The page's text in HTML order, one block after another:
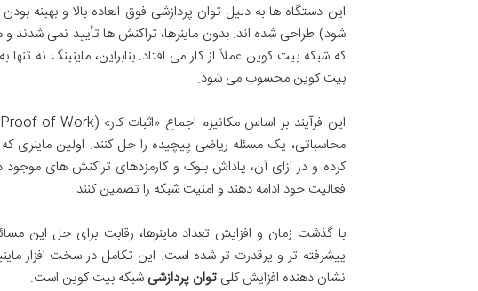
این دستگاه ها به دلیل توان پردازشی فوق العاده بالا و بهینه بودن
شود) طراحی شده اند. بدون ماینرها، تراکنش ها تأیید نمی
که شبکه بیت کوین عملاً از کار می افتاد. بنابراین، ماینینگ نه
بیت کوین محسوب می شود.
محاسباتی، یک مسئله ریاضی پیچیده را حل کنند. اولین ماینری
کرده و در ازای آن، پاداش بلوک و کارمزدهای تراکنش های
فعالیت خود ادامه دهند و امنیت شبکه را تضمین کنند.
با گذشت زمان و افزایش تعداد ماینرها، رقابت برای حل این
پیشرفته تر و پرقدرت تر شده است. این تکامل در سخت افزار
نشان دهنده افزایش کلیتوان پردازشی شبکه بیت کوین است.